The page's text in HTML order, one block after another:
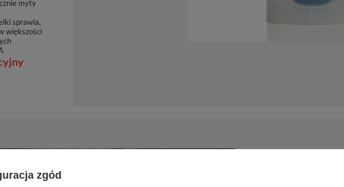
myty
sprawia,
większości
zgód